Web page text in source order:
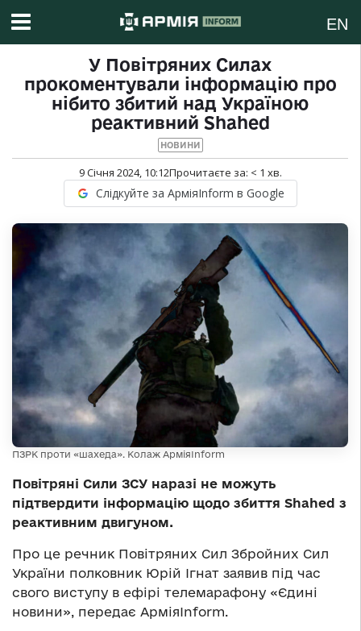
EN
У Повітряних Силах
прокоментували інформацію про
нібито збитий над Україною
реактивний Shahed
НОВИНИ
9 Січня 2024, 10:12Прочитаєте за: < 1 хв.
Слідкуйте за АрміяInform в Google
ПЗРК проти «шахеда». Колаж АрміяInform
Повітряні Сили ЗСУ наразі не можуть
підтвердити інформацію щодо збиття Shahed з
реактивним двигуном.
Про це речник Повітряних Сил Збройних Сил
України полковник Юрій Ігнат заявив під час
свого виступу в ефірі телемарафону «Єдині
новини», передає АрміяInform.